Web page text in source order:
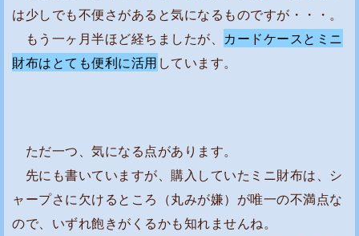
は少しでも不便さがあると気になるものですが・・・。
もう一ヶ月半ほど経ちましたが、 カードケースとミニ
財布はとても便利に活用 しています。
ただ一つ、気になる点があります。
先にも書いていますが、購入していたミニ財布は、シ
ャープさに欠けるところ（丸みが嫌）が唯一の不満点な
ので、いずれ飽きがくるかも知れませんね。